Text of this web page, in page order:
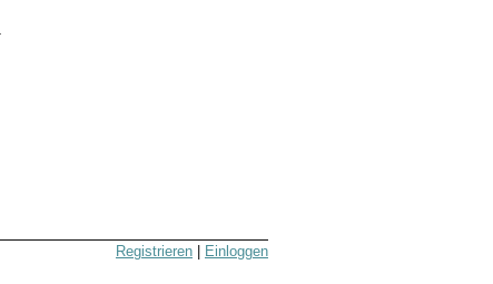
Registrieren Einloggen